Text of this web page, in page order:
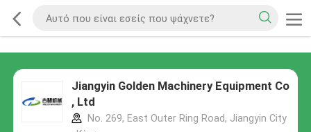
Jiangyin Golden Machinery Equipment Co
, Ltd
No. 269, East Outer Ring Road, Jiangyin City